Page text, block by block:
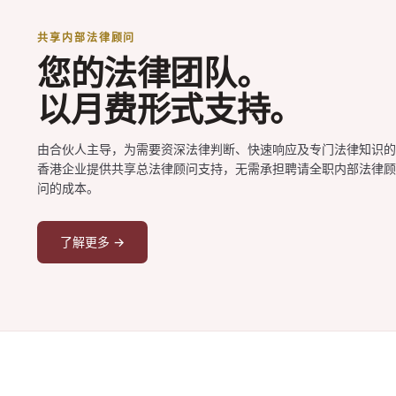
共享内部法律顾问
您的法律团队。
以月费形式支持。
由合伙人主导，为需要资深法律判断、快速响应及专门法律知识的
香港企业提供共享总法律顾问支持，无需承担聘请全职内部法律顾
问的成本。
了解更多 →